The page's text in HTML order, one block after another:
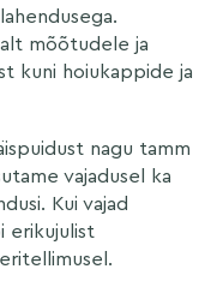
mõõtudele ja
kuni hoiukappide ja
nagu tamm
vajadusel ka
Kui vajad
erikujulist